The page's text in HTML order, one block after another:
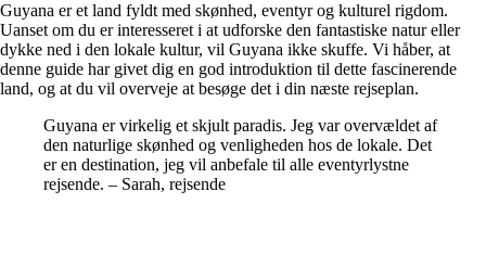
Guyana er et land fyldt med skønhed, eventyr og kulturel rigdom.
Uanset om du er interesseret i at udforske den fantastiske natur eller
dykke ned i den lokale kultur, vil Guyana ikke skuffe. Vi håber, at
denne guide har givet dig en god introduktion til dette fascinerende
land, og at du vil overveje at besøge det i din næste rejseplan.
Guyana er virkelig et skjult paradis. Jeg var overvældet af
den naturlige skønhed og venligheden hos de lokale. Det
er en destination, jeg vil anbefale til alle eventyrlystne
rejsende. – Sarah, rejsende